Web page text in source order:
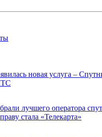
новая услуга –
лучшего оператора
стала «Телекарта»